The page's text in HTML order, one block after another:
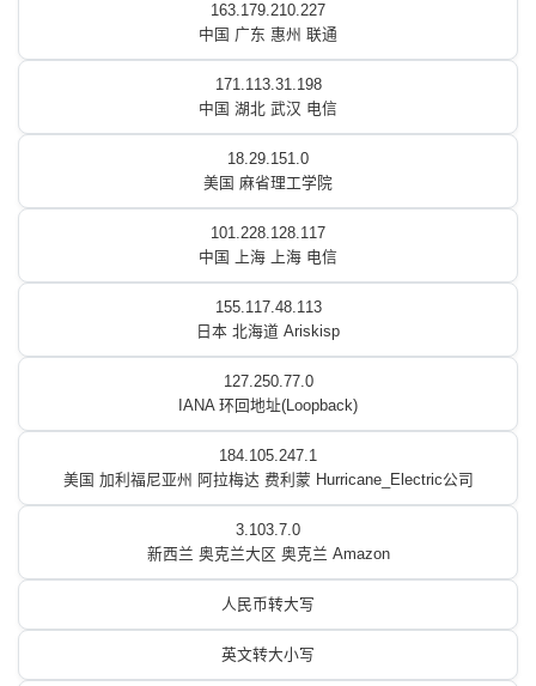
163.179.210.227
中国 广东 惠州 联通
171.113.31.198
中国 湖北 武汉 电信
18.29.151.0
美国 麻省理工学院
101.228.128.117
中国 上海 上海 电信
155.117.48.113
日本 北海道 Ariskisp
127.250.77.0
IANA 环回地址(Loopback)
184.105.247.1
美国 加利福尼亚州 阿拉梅达 费利蒙 Hurricane_Electric公司
3.103.7.0
新西兰 奥克兰大区 奥克兰 Amazon
人民币转大写
英文转大小写